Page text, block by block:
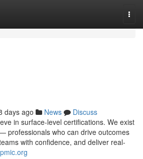
days ago News
Discuss
in surface-level certifications. We exist
professionals who can drive outcomes
with confidence, and deliver real-